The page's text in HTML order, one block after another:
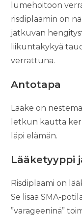
lumehoitoon
risdiplaamin on
jatkuvan
liikuntakykyä
verrattuna.
Antotapa
Lääke on
letkun kautta
läpi elämän.
Lääketyyppi
Risdiplaami on
Se lisää SMA-
”varageeninä”